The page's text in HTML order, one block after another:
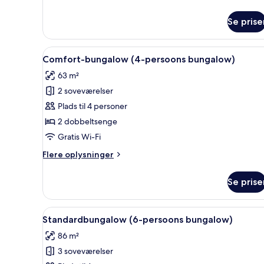
(2-
persoons
bungalow)
Se
Indlæs
alle
billeder
af
Comfort-
bungalow
(4-
bungalow)
Comfort-bungalow (4-
16
Comfort-bungalow (4-persoons bungalow)
63 m²
2 soveværelser
Plads til 4 personer
2 dobbeltsenge
Gratis Wi-Fi
Flere oplysninger
Flere
bungalow
(4-
persoons
Se
Indlæs
alle
billeder
af
Standardbungalow (6-
17
Standardbungalow (6-persoons bungalow)
86 m²
3 soveværelser